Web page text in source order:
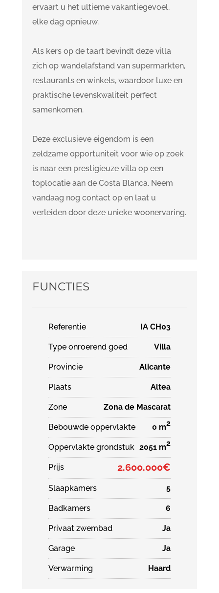
ervaart u het ultieme vakantiegevoel,
elke dag opnieuw.
Als kers op de taart bevindt deze villa
zich op wandelafstand van supermarkten,
restaurants en winkels, waardoor luxe en
praktische levenskwaliteit perfect
samenkomen.
Deze exclusieve eigendom is een
zeldzame opportuniteit voor wie op zoek
is naar een prestigieuze villa op een
toplocatie aan de Costa Blanca. Neem
vandaag nog contact op en laat u
verleiden door deze unieke woonervaring.
FUNCTIES
Referentie IA CH03
Type onroerend goed Villa
Provincie Alicante
Plaats Altea
Zone Zona de Mascarat
Bebouwde oppervlakte 0 m2
Oppervlakte grondstuk 2051 m2
Prijs 2.600.000€
Slaapkamers 5
Badkamers 6
Privaat zwembad Ja
Garage Ja
Verwarming Haard